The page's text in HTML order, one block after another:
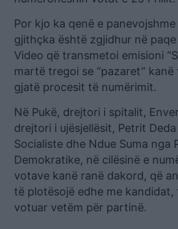
Por kjo ka qenë e
gjithçka është zgjidhur në
Video që transmetoi emisioni
martë tregoi se “pazaret” kanë
gjatë procesit të numërimit.
Në Pukë, drejtori i spitalit,
drejtori i ujësjellësit, Petrit
Socialiste dhe Ndue Suma nga
Demokratike, në cilësinë e
votave kanë ranë dakord, që
të plotësojë edhe me kandidat,
votuar vetëm për partinë.